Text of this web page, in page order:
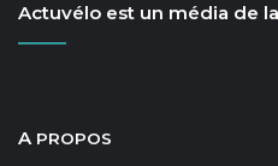
Actuvélo est un média de la
A PROPOS